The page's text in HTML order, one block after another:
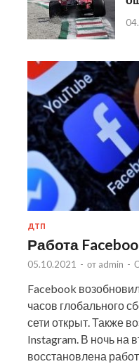
ДТП
Работа
05.10.2021 - от admin -
Facebook
часов глобального
сети открыт. Также
Instagram. В ночь на
восстановлена